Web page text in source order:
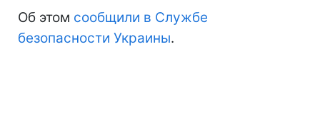
Об этом сообщили в Службе
безопасности Украины.